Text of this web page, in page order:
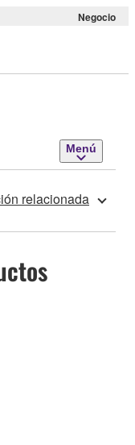
Negocio
Menú
relacionada